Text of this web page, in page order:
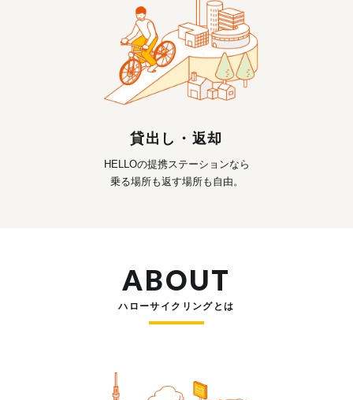
貸出し・返却
HELLOの提携ステーションなら
乗る場所も返す場所も自由。
ABOUT
ハローサイクリングとは